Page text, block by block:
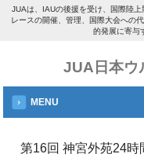
JUAは、IAUの後援を受け、国際陸
レースの開催、管理、国際大会への
的発展に寄与
JUA日本ウ
MENU
第16回 神宮外苑24時